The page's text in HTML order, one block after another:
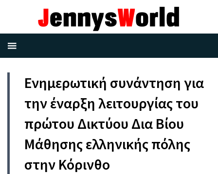
Ενημερωτική συνάντηση για
την έναρξη λειτουργίας του
πρώτου Δικτύου Δια Βίου
Μάθησης ελληνικής πόλης
στην Κόρινθο